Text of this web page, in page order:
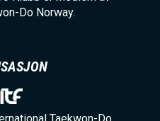
Do Norway.